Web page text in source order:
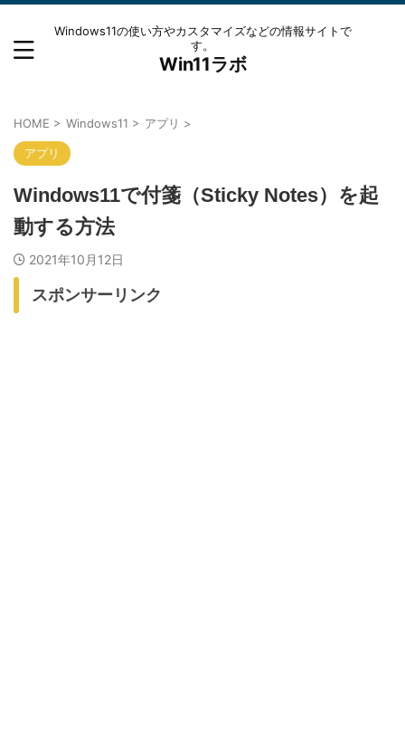
Windows11の使い方やカスタマイズなどの情報サイトで
す。
Win11ラボ
HOME > Windows11 > アプリ >
アプリ
Windows11で付箋（Sticky Notes）を起
動する方法
2021年10月12日
スポンサーリンク